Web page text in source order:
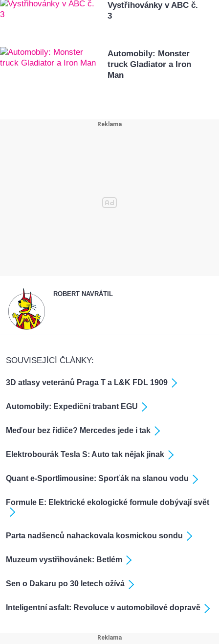
Vystřihovánky v ABC č.
3
Automobily: Monster
truck Gladiator a Iron
Man
ROBERT NAVRÁTIL
SOUVISEJÍCÍ ČLÁNKY:
3D atlasy veteránů Praga T a L&K FDL 1909
Automobily: Expediční trabant EGU
Meďour bez řidiče? Mercedes jede i tak
Elektrobourák Tesla S: Auto tak nějak jinak
Quant e-Sportlimousine: Sporťák na slanou vodu
Formule E: Elektrické ekologické formule dobývají svět
Parta nadšenců nahackovala kosmickou sondu
Muzeum vystřihovánek: Betlém
Sen o Dakaru po 30 letech ožívá
Inteligentní asfalt: Revoluce v automobilové dopravě